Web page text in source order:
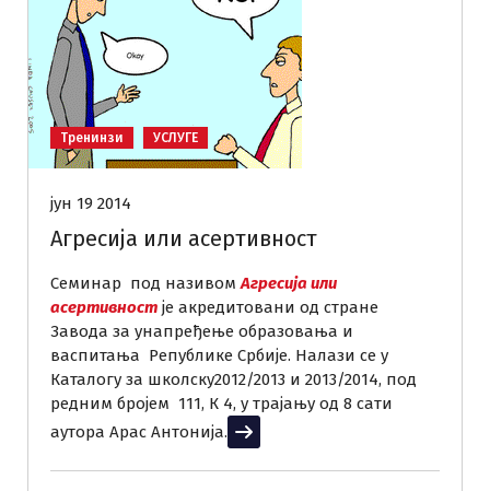
Тренинзи УСЛУГЕ
јун 19 2014
Агресија или асертивност
Семинар под називомАгресија или
асертивност је акредитовани од стране
Завода за унапређење образовања и
васпитања Републике Србије. Налази се у
Каталогу за школску2012/2013 и 2013/2014, под
редним бројем 111, К 4, у трајању од 8 сати
аутора Арас Антонија. Прочитај више